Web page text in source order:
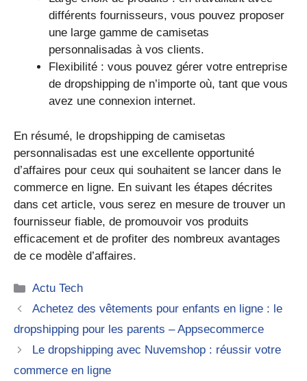
différents fournisseurs, vous pouvez proposer
une large gamme de camisetas
personnalisadas à vos clients.
Flexibilité : vous pouvez gérer votre entreprise
de dropshipping de n’importe où, tant que vous
avez une connexion internet.
En résumé, le dropshipping de camisetas
personnalisadas est une excellente opportunité
d’affaires pour ceux qui souhaitent se lancer dans le
commerce en ligne. En suivant les étapes décrites
dans cet article, vous serez en mesure de trouver un
fournisseur fiable, de promouvoir vos produits
efficacement et de profiter des nombreux avantages
de ce modèle d’affaires.
Catégories
Actu Tech
Achetez des vêtements pour enfants en ligne : le
dropshipping pour les parents – Appsecommerce
Le dropshipping avec Nuvemshop : réussir votre
commerce en ligne